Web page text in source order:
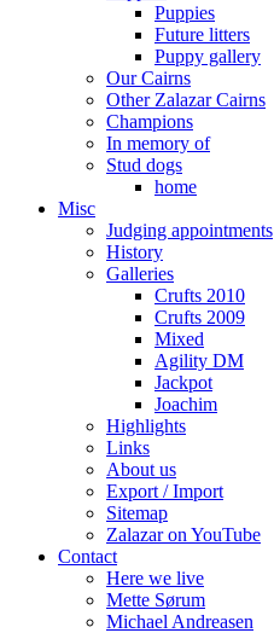
Puppies
Future litters
Puppy gallery
Our Cairns
Other Zalazar Cairns
Champions
In memory of
Stud dogs
home
Misc
Judging appointments
History
Galleries
Crufts 2010
Crufts 2009
Mixed
Agility DM
Jackpot
Joachim
Highlights
Links
About us
Export / Import
Sitemap
Zalazar on YouTube
Contact
Here we live
Mette Sørum
Michael Andreasen